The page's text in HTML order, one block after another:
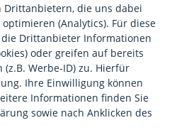
Drittanbietern, die uns dabei
(Analytics). Für diese
Drittanbieter Informationen
oder greifen auf bereits
Werbe-ID) zu. Hierfür
Ihre Einwilligung können
Informationen finden Sie
sowie nach Anklicken des